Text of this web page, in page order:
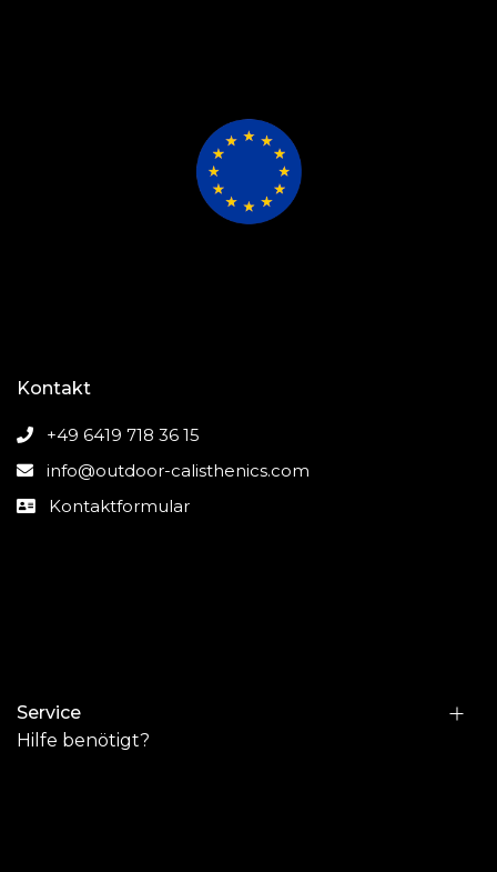
Kontakt
+49 6419 718 36 15
info@outdoor-calisthenics.com
Kontaktformular
Service
Hilfe benötigt?